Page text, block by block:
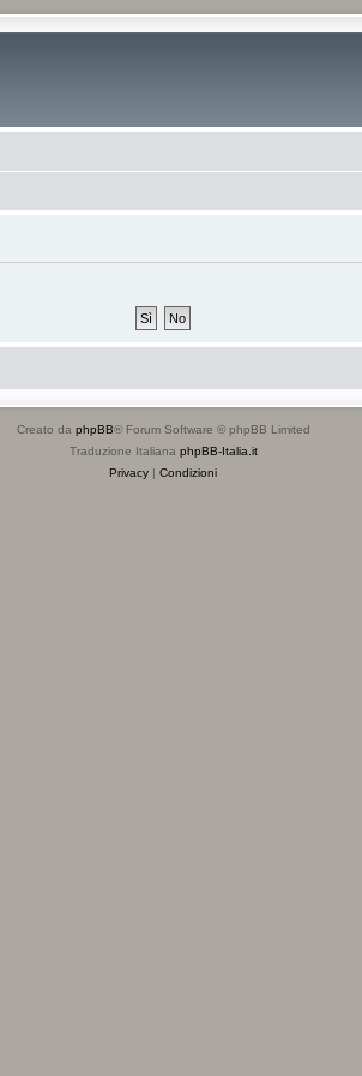
Creato da phpBB® Forum Software © phpBB Limited
Traduzione Italiana phpBB-Italia.it
Privacy | Condizioni